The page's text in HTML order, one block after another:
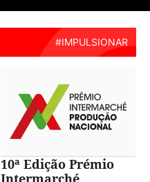
10ª Edição Prémio
Intermarché